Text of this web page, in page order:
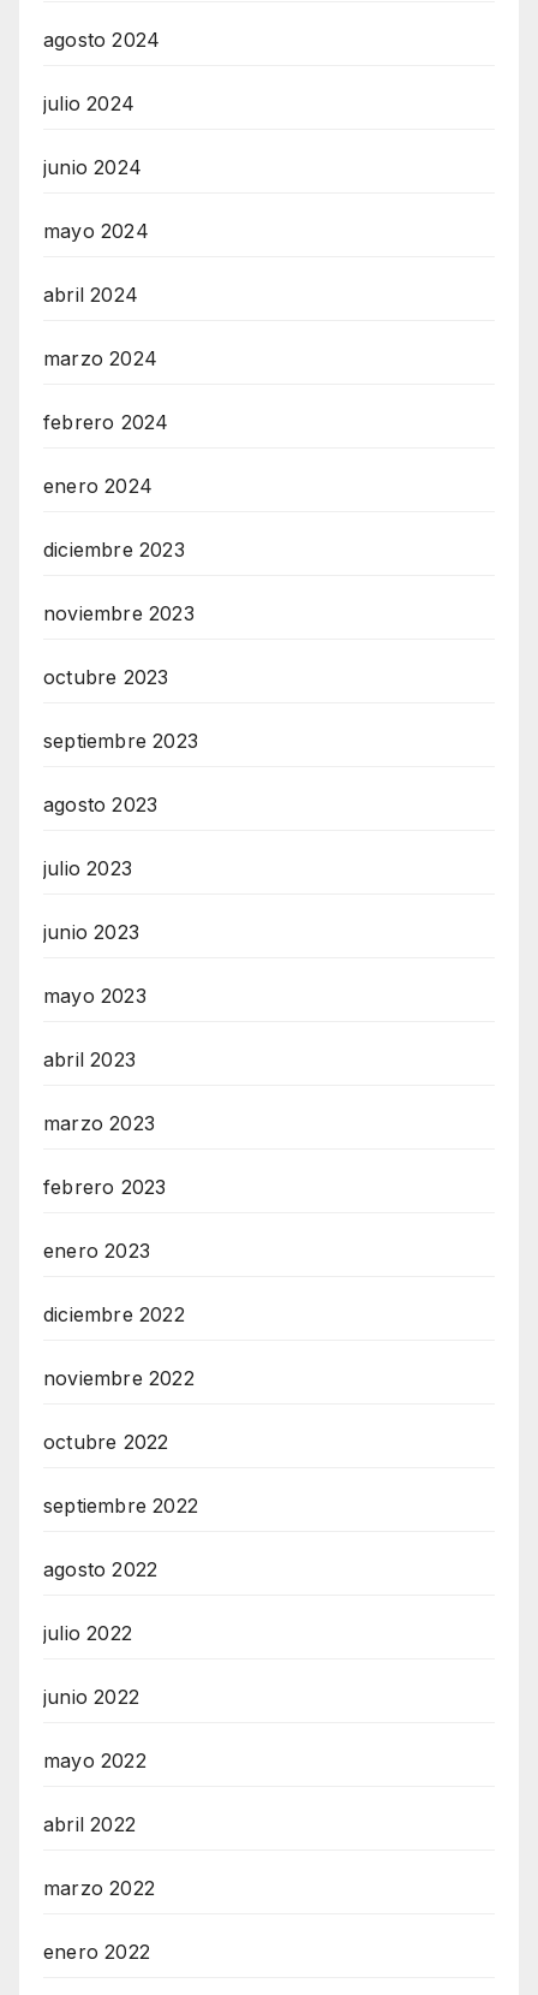
agosto 2024
julio 2024
junio 2024
mayo 2024
abril 2024
marzo 2024
febrero 2024
enero 2024
diciembre 2023
noviembre 2023
octubre 2023
septiembre 2023
agosto 2023
julio 2023
junio 2023
mayo 2023
abril 2023
marzo 2023
febrero 2023
enero 2023
diciembre 2022
noviembre 2022
octubre 2022
septiembre 2022
agosto 2022
julio 2022
junio 2022
mayo 2022
abril 2022
marzo 2022
enero 2022